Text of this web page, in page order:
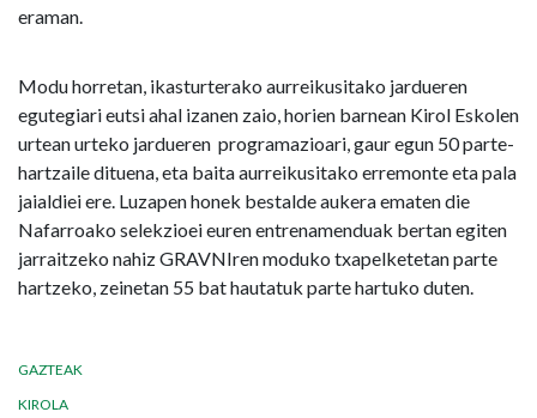
eraman.
Modu horretan, ikasturterako aurreikusitako jardueren
egutegiari eutsi ahal izanen zaio, horien barnean Kirol Eskolen
urtean urteko jardueren programazioari, gaur egun 50 parte-
hartzaile dituena, eta baita aurreikusitako erremonte eta pala
jaialdiei ere. Luzapen honek bestalde aukera ematen die
Nafarroako selekzioei euren entrenamenduak bertan egiten
jarraitzeko nahiz GRAVNIren moduko txapelketetan parte
hartzeko, zeinetan 55 bat hautatuk parte hartuko duten.
GAZTEAK
KIROLA